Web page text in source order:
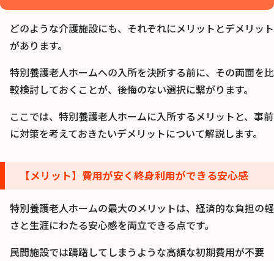
どのような介護施設にも、それぞれにメリットとデメリット
があります。
特別養護老人ホームへの入所を決断する前に、その両面を比
較検討しておくことが、後悔のない選択に繋がります。
ここでは、特別養護老人ホームに入所するメリットと、事前
に対策を考えておきたいデメリットについて解説します。
【メリット】費用が安く終身利用ができる安心感
特別養護老人ホームの最大のメリットは、経済的な負担の軽
さと生涯にわたる安心感を両立できる点です。
民間施設では躊躇してしまうような高額な初期費用が不要